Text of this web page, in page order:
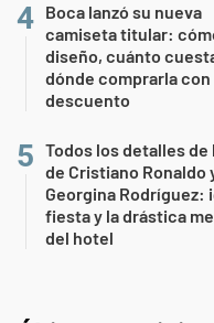
Boca lanzó su nueva
camiseta titular:
diseño, cuánto
dónde comprarla con
descuento
Todos los detalles de
de Cristiano Ronaldo
Georgina Rodríguez:
fiesta y la drástica
del hotel